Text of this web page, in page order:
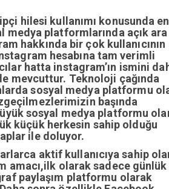
hilesi kullanımı konusunda en
medya platformlarında açık ara
hakkında bir çok kullanıcının
hesabına tam verimli
hatta instagram’ın ismini
mevcuttur. Teknoloji çağında
sosyal medya platformu
başında
sosyal medya platformu
küçük herkesin sahip olduğu
ile doluyor.
aktif kullanıcıya sahip
amacı,ilk olarak sadece günlük
paylaşım platformu olarak